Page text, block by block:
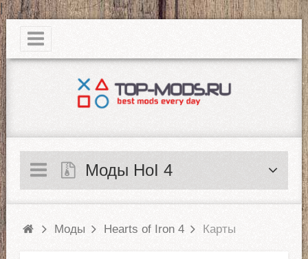
|
Моды HoI 4
Моды Hearts of Iron 4 Карты